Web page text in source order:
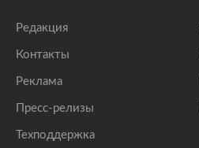
Редакция
Контакты
Реклама
Пресс-релизы
Техподдержка